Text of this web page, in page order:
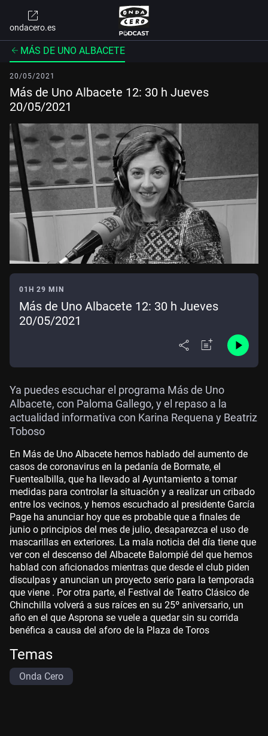
ondacero.es
MÁS DE UNO ALBACETE
20/05/2021
Más de Uno Albacete 12: 30 h Jueves
20/05/2021
01H 29 MIN
Más de Uno Albacete 12: 30 h Jueves
20/05/2021
Ya puedes escuchar el programa Más de Uno
Albacete, con Paloma Gallego, y el repaso a la
actualidad informativa con Karina Requena y Beatriz
Toboso
En Más de Uno Albacete hemos hablado del aumento de
casos de coronavirus en la pedanía de Bormate, el
Fuentealbilla, que ha llevado al Ayuntamiento a tomar
medidas para controlar la situación y a realizar un cribado
entre los vecinos, y hemos escuchado al presidente García
Page ha anunciar hoy que es probable que a finales de
junio o principios del mes de julio, desaparezca el uso de
mascarillas en exteriores. La mala noticia del día tiene que
ver con el descenso del Albacete Balompié del que hemos
hablad con aficionados mientras que desde el club piden
disculpas y anuncian un proyecto serio para la temporada
que viene . Por otra parte, el Festival de Teatro Clásico de
Chinchilla volverá a sus raíces en su 25º aniversario, un
año en el que Asprona se vuele a quedar sin su corrida
benéfica a causa del aforo de la Plaza de Toros
Temas
Onda Cero